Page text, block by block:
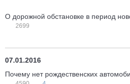
О дорожной обстановке в период
2699
07.01.2016
Почему нет рождественских